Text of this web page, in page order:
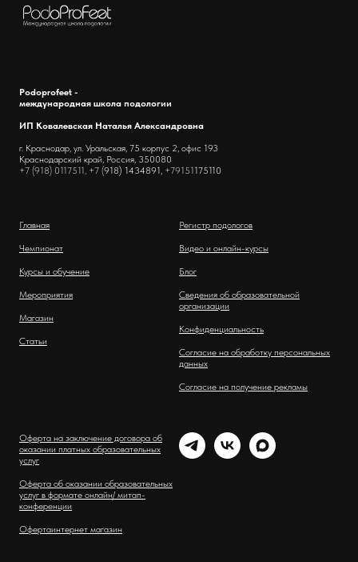
Podoprofeet -
международная школа подологии
ИП Ковалевская Наталья Александровна
г. Краснодар, ул. Уральская, 75 корпус 2, офис 193
Краснодарский край, Россия, 350080
+7 (918) 0117511, +7 (918) 1434891, +79151175110
Главная
Чемпионат
Курсы и обучение
Мероприятия
Магазин
Статьи
Регистр подологов
Видео и онлайн-курсы
Блог
Сведения об образовательной
организации
Конфиденциальность
Согласие на обработку персональных
данных
Согласие на получение рекламы
Оферта на заключение договора об
оказании платных образовательных
услуг
Оферта об оказании образовательных
услуг в формате онлайн/ митап-
конференции
Офертаинтернет магазин